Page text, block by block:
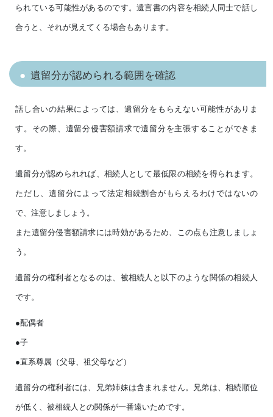
られている可能性があるのです。遺言書の内容を相続人同士で話し
合うと、それが見えてくる場合もあります。
遺留分が認められる範囲を確認
話し合いの結果によっては、遺留分をもらえない可能性がありま
す。その際、遺留分侵害額請求で遺留分を主張することができま
す。
遺留分が認められれば、相続人として最低限の相続を得られます。
ただし、遺留分によって法定相続割合がもらえるわけではないの
で、注意しましょう。
また遺留分侵害額請求には時効があるため、この点も注意しましょ
う。
遺留分の権利者となるのは、被相続人と以下のような関係の相続人
です。
●配偶者
●子
●直系尊属（父母、祖父母など）
遺留分の権利者には、兄弟姉妹は含まれません。兄弟は、相続順位
が低く、被相続人との関係が一番遠いためです。